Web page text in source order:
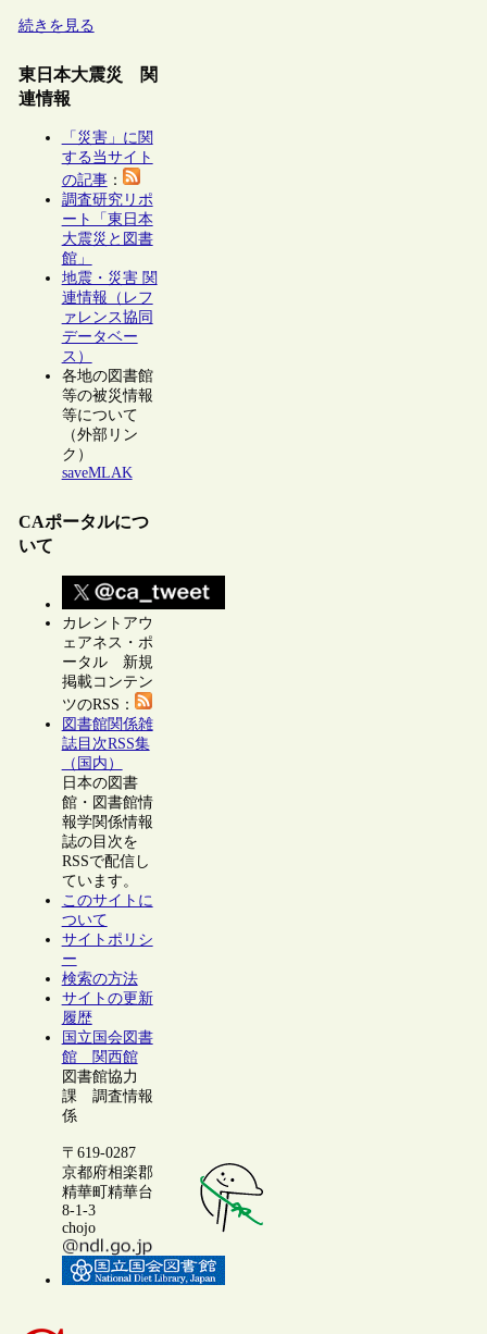
続きを見る
東日本大震災 関
連情報
「災害」に関
する当サイト
の記事：
調査研究リポ
ート「東日本
大震災と図書
館」
地震・災害 関
連情報（レフ
ァレンス協同
データベー
ス）
各地の図書館
等の被災情報
等について
（外部リン
ク）
saveMLAK
CAポータルにつ
いて
カレントアウ
ェアネス・ポ
ータル 新規
掲載コンテン
ツのRSS：
図書館関係雑
誌目次RSS集
（国内）
日本の図書
館・図書館情
報学関係情報
誌の目次を
RSSで配信し
ています。
このサイトに
ついて
サイトポリシ
ー
検索の方法
サイトの更新
履歴
国立国会図書
館 関西館
図書館協力
課 調査情報
係
〒619-0287
京都府相楽郡
精華町精華台
8-1-3
chojo